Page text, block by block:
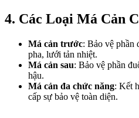
4. Các Loại Má Cản
Má cản trước: Bảo vệ phần
pha, lưới tản nhiệt.
Má cản sau: Bảo vệ phần
hậu.
Má cản đa chức năng: Kết
cấp sự bảo vệ toàn diện.